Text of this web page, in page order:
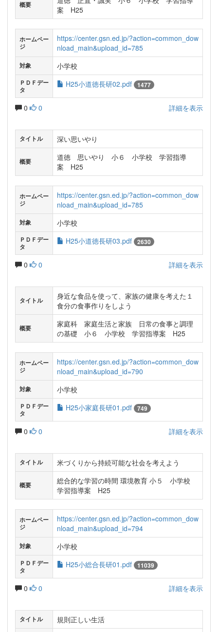
概要
案 H25
ホームペー
ジ
https://center.gsn.ed.jp/?action=common_dow
nload_main&upload_id=785
対象 小学校
ＰＤＦデー
タ
H25小道徳長研02.pdf 1477
0 0 詳細を表示
タイトル 深い思いやり
概要
道徳 思いやり 小６ 小学校 学習指導
案 H25
ホームペー
ジ
https://center.gsn.ed.jp/?action=common_dow
nload_main&upload_id=785
対象 小学校
ＰＤＦデー
タ
H25小道徳長研03.pdf 2630
0 0 詳細を表示
タイトル
身近な食品を使って、家族の健康を考えた１
食分の食事作りをしよう
概要
家庭科 家庭生活と家族 日常の食事と調理
の基礎 小６ 小学校 学習指導案 H25
ホームペー
ジ
https://center.gsn.ed.jp/?action=common_dow
nload_main&upload_id=790
対象 小学校
ＰＤＦデー
タ
H25小家庭長研01.pdf 749
0 0 詳細を表示
タイトル 米づくりから持続可能な社会を考えよう
概要
総合的な学習の時間 環境教育 小５ 小学校
学習指導案 H25
ホームペー
ジ
https://center.gsn.ed.jp/?action=common_dow
nload_main&upload_id=794
対象 小学校
ＰＤＦデー
タ
H25小総合長研01.pdf 11039
0 0 詳細を表示
タイトル 規則正しい生活